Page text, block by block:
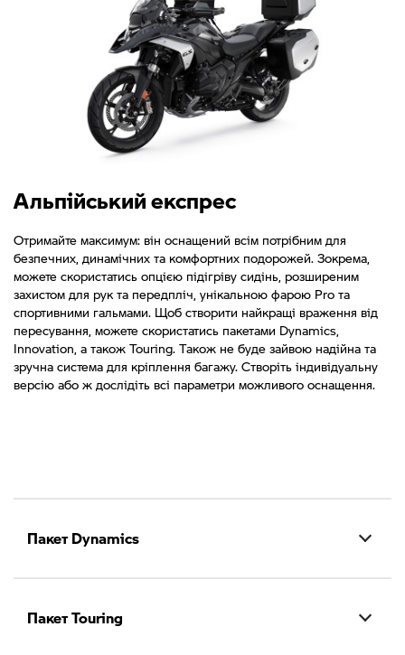
Альпійський експрес
Отримайте максимум: він оснащений всім потрібним для
безпечних, динамічних та комфортних подорожей. Зокрема,
можете скористатись опцією підігріву сидінь, розширеним
захистом для рук та передпліч, унікальною фарою Pro та
спортивними гальмами. Щоб створити найкращі враження від
пересування, можете скористатись пакетами Dynamics,
Innovation, а також Touring. Також не буде зайвою надійна та
зручна система для кріплення багажу. Створіть індивідуальну
версію або ж дослідіть всі параметри можливого оснащення.
Пакет Dynamics
Пакет Touring